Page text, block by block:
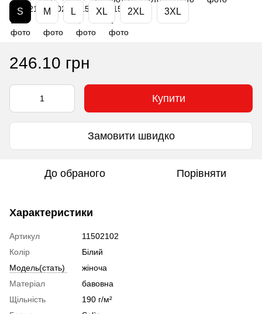
S M L XL 2XL 3XL
246.10 грн
Купити
Замовити швидко
До обраного Порівняти
Характеристики
Артикул
11502102
Колір
Білий
Модель(стать)
жіноча
Матеріал
бавовна
Щільність
190 г/м²